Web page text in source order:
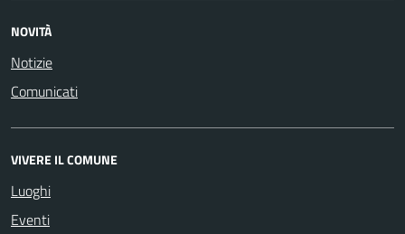
NOVITÀ
Notizie
Comunicati
VIVERE IL COMUNE
Luoghi
Eventi